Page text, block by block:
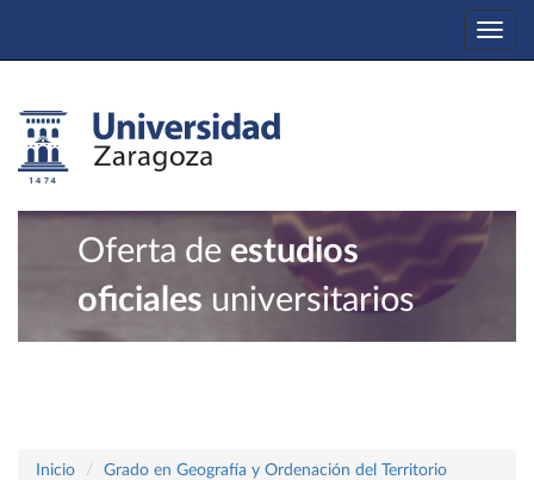
Oferta de estudios
oficiales universitarios
Inicio
Grado en Geografía y Ordenación del Territorio